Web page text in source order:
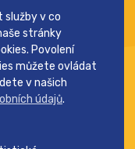
služby v co
stránky
Povolení
můžete ovládat
v našich
údajů.